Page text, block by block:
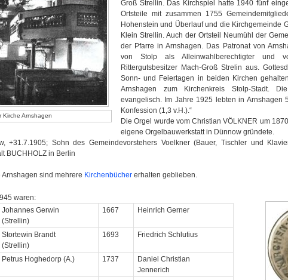
Kirche Arnshagen
Groß Strellin. Das Kirchspiel hatte 1940 fünf
Ortsteile mit zusammen 1755
Hohenstein und Überlauf und die Kirchgemeinde
Klein Strellin. Auch der Ortsteil Neumühl der
der Pfarre in Arnshagen. Das Patronat von
von Stolp als Alleinwahlberechtigter und
Rittergutsbesitzer Mach-Groß Strelin aus.
Sonn- und Feiertagen in beiden Kirchen
Arnshagen zum Kirchenkreis Stolp-Stadt.
evangelisch. Im Jahre 1925 lebten in Arnshagen
Konfession (1,3 v.H.).“
Die Orgel wurde vom Christian VÖLKNER um
eigene Orgelbauwerkstatt in Dünnow gründete.
+31.7.1905; Sohn des Gemeindevorstehers Voelkner (Bauer, Tischler und
BUCHHOLZ in Berlin
Arnshagen sind mehrere Kirchenbücher erhalten geblieben.
waren:
Johannes Gerwin
(Strellin)
1667 Heinrich Gerner
Stortewin Brandt
(Strellin)
1693 Friedrich Schlutius
Petrus Hoghedorp (A.) 1737
Daniel Christian
Jennerich